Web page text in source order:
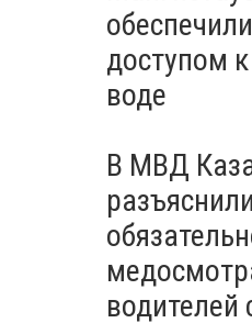
доступом
воде
В МВД
водителей